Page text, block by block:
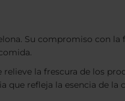
Su compromiso con la
la frescura de los
refleja la esencia de la